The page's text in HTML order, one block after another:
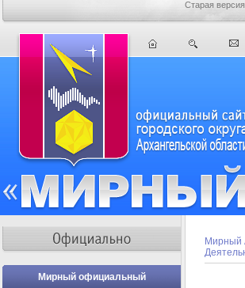
Старая
Мирный официальный
Мирный